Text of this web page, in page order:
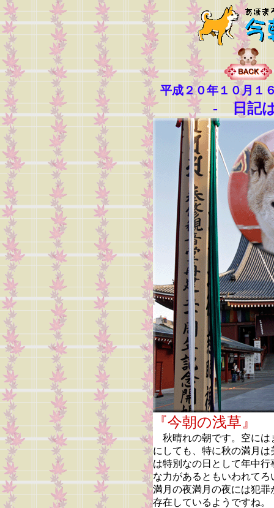
平成２０年１０月１
- 日記
『今朝の浅
秋晴れの朝です。空には
にしても、特に秋の満月
は特別なの日として年中
な力があるともいわれて
満月の夜満月の夜には犯
存在しているようですね。